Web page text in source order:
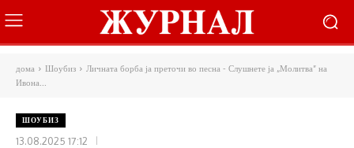
дома Шоубиз
Личната борба ја преточи во песна - Слушнете ја „Молитва” на
Ивона...
ШОУБИЗ
13.08.2025 17:12